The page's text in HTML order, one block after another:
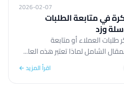
2026-02-07
في متابعة الطلبات
وزد
العملاء أو متابعة
الشامل لماذا تعتبر هذه العا...
اقرأ المزيد ←